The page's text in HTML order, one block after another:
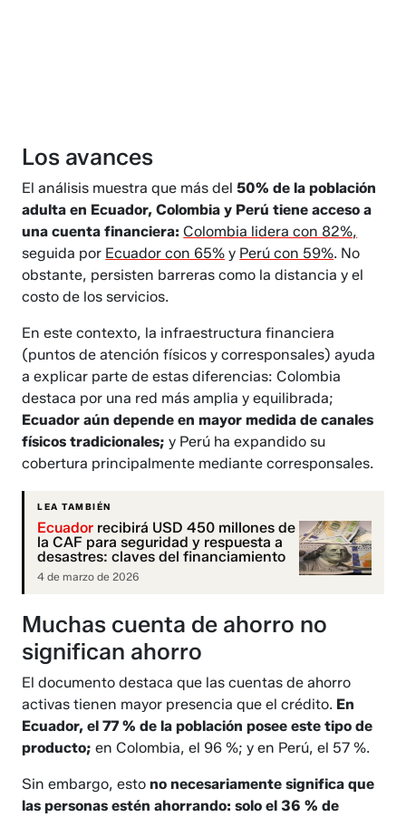
Los avances
El análisis muestra que más del 50% de la población
adulta en Ecuador, Colombia y Perú tiene acceso a
una cuenta financiera: Colombia lidera con 82%,
seguida por Ecuador con 65% y Perú con 59%. No
obstante, persisten barreras como la distancia y el
costo de los servicios.
En este contexto, la infraestructura financiera
(puntos de atención físicos y corresponsales) ayuda
a explicar parte de estas diferencias: Colombia
destaca por una red más amplia y equilibrada;
Ecuador aún depende en mayor medida de canales
físicos tradicionales;y Perú ha expandido su
cobertura principalmente mediante corresponsales.
LEA TAMBIÉN
Ecuador recibirá USD 450 millones de
la CAF para seguridad y respuesta a
desastres: claves del financiamiento
4 de marzo de 2026
Muchas cuenta de ahorro no
significan ahorro
El documento destaca que las cuentas de ahorro
activas tienen mayor presencia que el crédito. En
Ecuador, el 77 % de la población posee este tipo de
producto;en Colombia, el 96 %; y en Perú, el 57 %.
Sin embargo, estono necesariamente significa que
las personas estén ahorrando: solo el 36 % de